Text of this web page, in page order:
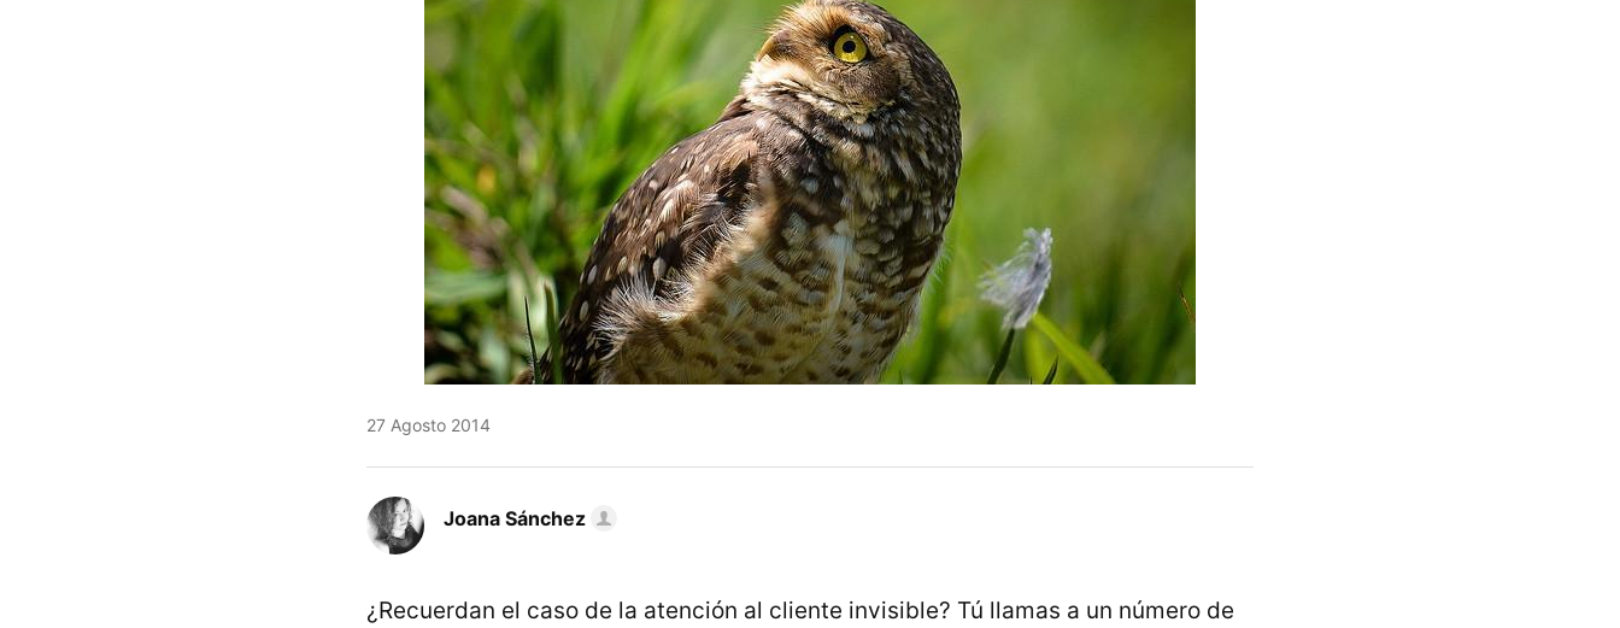
27 Agosto 2014
Joana Sánchez
¿Recuerdan el caso de la atención al cliente invisible? Tú llamas a un número de